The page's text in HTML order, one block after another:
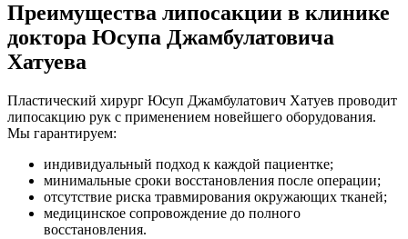
Преимущества липосакции в клинике
доктора Юсупа Джамбулатовича
Хатуева
Пластический хирург Юсуп Джамбулатович Хатуев проводит
липосакцию рук с применением новейшего оборудования.
Мы гарантируем:
индивидуальный подход к каждой пациентке;
минимальные сроки восстановления после операции;
отсутствие риска травмирования окружающих тканей;
медицинское сопровождение до полного
восстановления.